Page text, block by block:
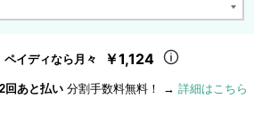
ペイディなら月々 ￥1,124
回あと払い 分割手数料無料！ → 詳細はこちら